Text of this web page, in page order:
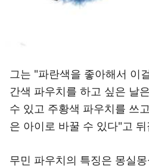
그는 "파란색을 좋아해서 이
간색 파우치를 하고 싶은 날
수 있고 주황색 파우치를 쓰
은 아이로 바꿀 수 있다"고
무민 파우치의 특징은 몽실